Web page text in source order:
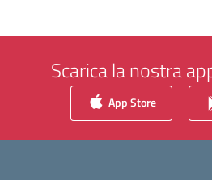
Scarica la nostra
App Store